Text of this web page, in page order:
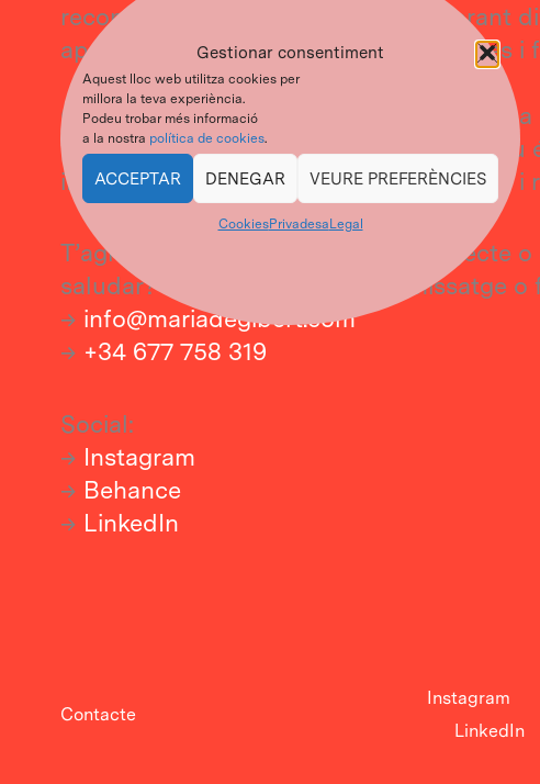
Gestionar consentiment
Aquest lloc web utilitza cookies per
millora la teva experiència.
Podeu trobar més informació
a la nostra política de cookies.
ACCEPTAR DENEGAR VEURE PREFERÈNCIES
CookiesPrivadesa Legal
reconeguts estudis i agències, explorant
aprenent a crear solucions visuals clares i
Crec en el disseny com una eina
problemes i aportar valor. El meu objectiu
impulsin el creixement dels meus clients i
T’agradaria parlar sobre un nou projecte
saludar? No dubtis a enviar un missatge o
→ info@mariadegibert.com
→ +34 677 758 319
Social:
→ Instagram
→ Behance
→ LinkedIn
Contacte
Instagram
LinkedIn